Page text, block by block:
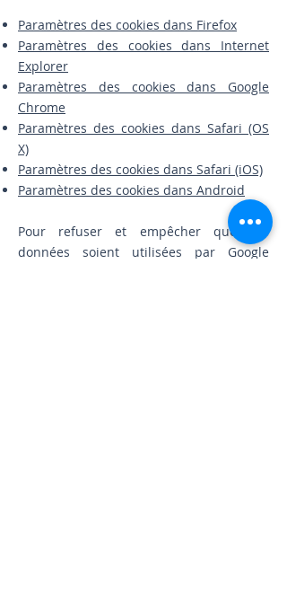
Paramètres des cookies dans Firefox
Paramètres des cookies dans Internet
Explorer
Paramètres des cookies dans Google
Chrome
Paramètres des cookies dans Safari (OS
X)
Paramètres des cookies dans Safari (iOS)
Paramètres des cookies dans Android
Pour refuser et empêcher que vos
données soient utilisées par Google